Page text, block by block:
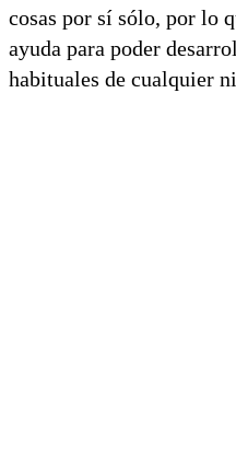
cosas por sí sólo, por lo
ayuda para poder
habituales de cualquier